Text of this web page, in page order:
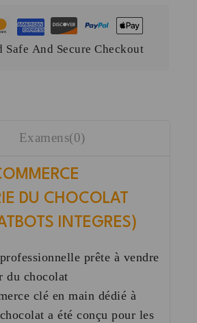
Safe And Secure Checkout
Examens(0)
DU CHOCOLAT
INTEGRES)
prête à vendre
du chocolat
clé en main dédié à
a été conçu pour les